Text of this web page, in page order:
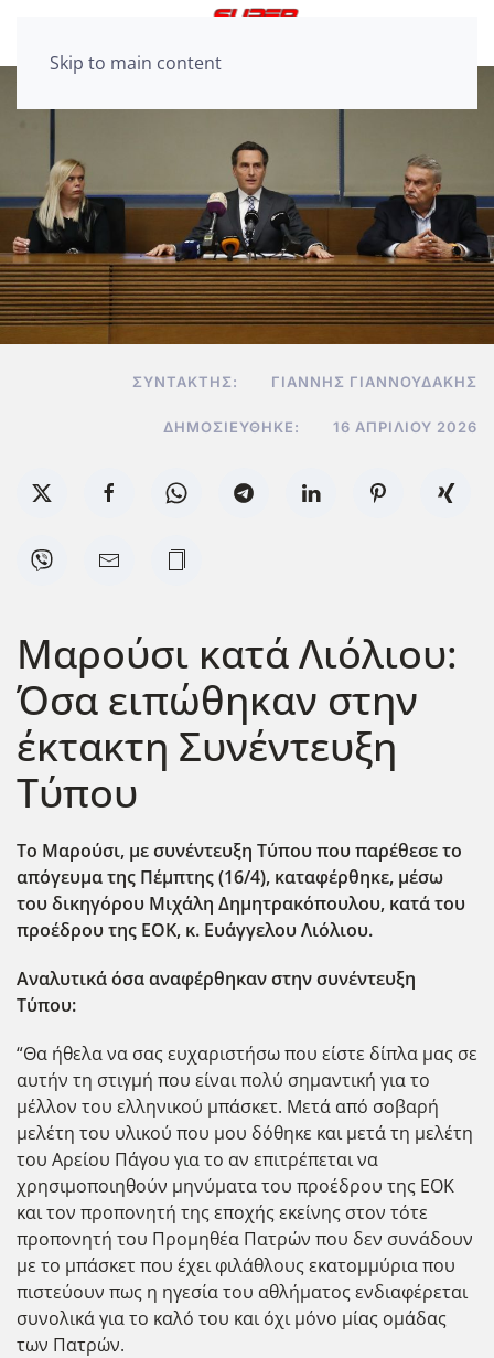
Skip to main content
ΣΥΝΤΆΚΤΗΣ: ΓΙΆΝΝΗΣ ΓΙΑΝΝΟΥΔΆΚΗΣ
ΔΗΜΟΣΙΕΎΘΗΚΕ: 16 ΑΠΡΙΛΊΟΥ 2026
Μαρούσι κατά Λιόλιου:
Όσα ειπώθηκαν στην
έκτακτη Συνέντευξη
Τύπου
Το Μαρούσι, με συνέντευξη Τύπου που παρέθεσε το
απόγευμα της Πέμπτης (16/4), καταφέρθηκε, μέσω
του δικηγόρου Μιχάλη Δημητρακόπουλου, κατά του
προέδρου της ΕΟΚ, κ. Ευάγγελου Λιόλιου.
Αναλυτικά όσα αναφέρθηκαν στην συνέντευξη
Τύπου:
“Θα ήθελα να σας ευχαριστήσω που είστε δίπλα μας σε
αυτήν τη στιγμή που είναι πολύ σημαντική για το
μέλλον του ελληνικού μπάσκετ. Μετά από σοβαρή
μελέτη του υλικού που μου δόθηκε και μετά τη μελέτη
του Αρείου Πάγου για το αν επιτρέπεται να
χρησιμοποιηθούν μηνύματα του προέδρου της ΕΟΚ
και τον προπονητή της εποχής εκείνης στον τότε
προπονητή του Προμηθέα Πατρών που δεν συνάδουν
με το μπάσκετ που έχει φιλάθλους εκατομμύρια που
πιστεύουν πως η ηγεσία του αθλήματος ενδιαφέρεται
συνολικά για το καλό του και όχι μόνο μίας ομάδας
των Πατρών.